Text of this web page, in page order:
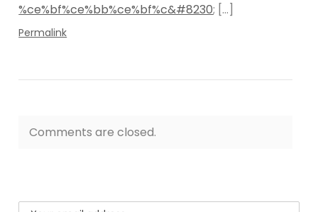
%ce%bf%ce%bb%ce%bf%c&#8230; […]
Permalink
Comments are closed.